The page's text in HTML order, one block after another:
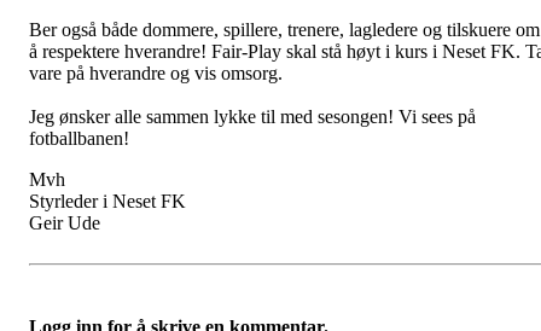
Ber også både dommere, spillere, trenere, lagledere og tilskuere om
å respektere hverandre! Fair-Play skal stå høyt i kurs i Neset FK.
vare på hverandre og vis omsorg.
Jeg ønsker alle sammen lykke til med sesongen! Vi sees på
fotballbanen!
Mvh
Styrleder i Neset FK
Geir Ude
Logg inn for å skrive en kommentar.